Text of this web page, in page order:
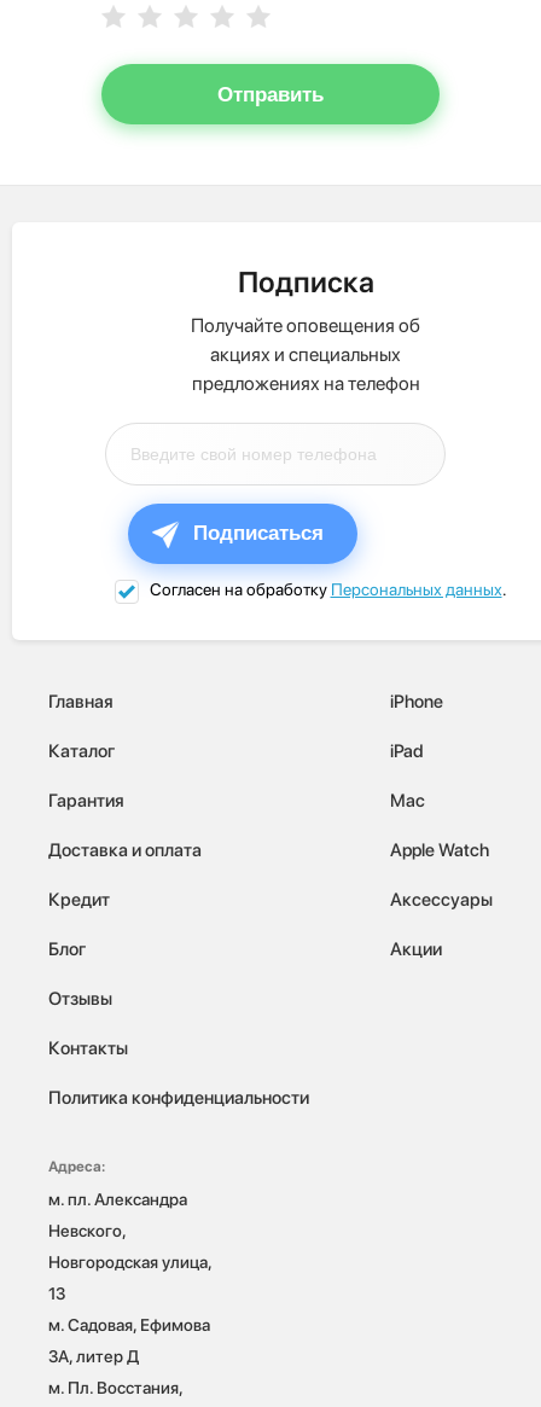
Отправить
Подписка
Получайте оповещения об
акциях и специальных
предложениях на телефон
Подписаться
Согласен на обработку Персональных данных.
Главная
Каталог
Гарантия
Доставка и оплата
Кредит
Блог
Отзывы
Контакты
Политика конфиденциальности
iPhone
iPad
Mac
Apple Watch
Аксессуары
Акции
Адреса:
м. пл. Александра
Невского,
Новгородская улица,
13
м. Садовая, Ефимова
3А, литер Д
м. Пл. Восстания,